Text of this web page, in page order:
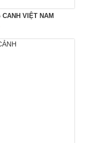
VIỆT NAM